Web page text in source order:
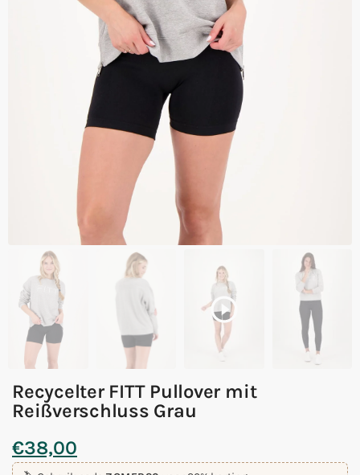
Recycelter FITT Pullover mit
Reißverschluss Grau
€38,00